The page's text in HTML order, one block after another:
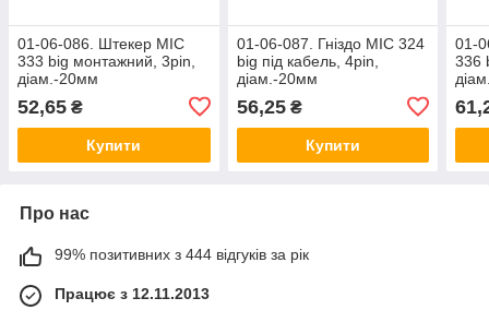
01-06-086. Штекер MIC
333 big монтажний, 3pin,
діам.-20мм
52,65 ₴
Купити
01-06-087. Гніздо MIC 324
big під кабель, 4pin,
діам.-20мм
56,25₴
Купити
01-
336
Про нас
99% позитивних з 444 відгуків за рік
Працює з 12.11.2013